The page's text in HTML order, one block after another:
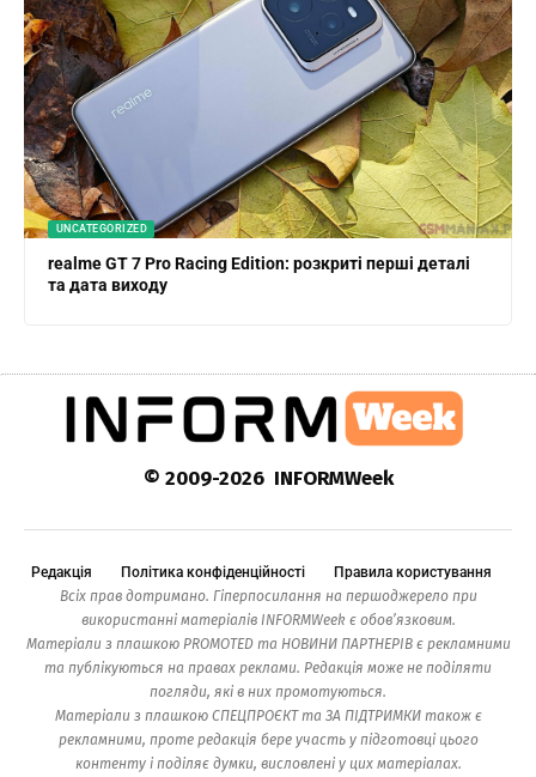
UNCATEGORIZED
realme GT 7 Pro Racing Edition: розкриті перші деталі
та дата виходу
© 2009-2026 INFORMWeek
Редакція Політика конфіденційності
Правила користування
Всіх прав дотримано. Гіперпосилання на першоджерело при
використанні матеріалів INFORMWeek є обов’язковим.
Матеріали з плашкою PROMOTED та НОВИНИ ПАРТНЕРІВ є рекламними
та публікуються на правах реклами. Редакція може не поділяти
погляди, які в них промотуються.
Матеріали з плашкою СПЕЦПРОЄКТ та ЗА ПІДТРИМКИ також є
рекламними, проте редакція бере участь у підготовці цього
контенту і поділяє думки, висловлені у цих матеріалах.